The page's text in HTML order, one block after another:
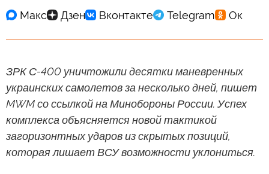
ЗРК С-400 уничтожили десятки маневренных
украинских самолетов за несколько дней, пишет
MWM со ссылкой на Минобороны России. Успех
комплекса объясняется новой тактикой
загоризонтных ударов из скрытых позиций,
которая лишает ВСУ возможности уклониться.